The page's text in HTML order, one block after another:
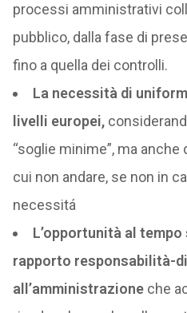
processi amministrativi
pubblico, dalla fase di
fino a quella dei controlli.
La necessità di
livelli europei,
“soglie minime”, ma
cui non andare, se non in
necessitá
L’opportunità al
rapporto responsabilità-
all’amministrazioneche